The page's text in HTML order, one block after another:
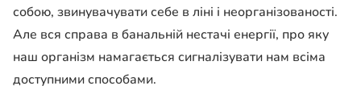
собою, звинувачувати себе в ліні і неорганізованості.
Але вся справа в банальній нестачі енергії, про яку
наш організм намагається сигналізувати нам всіма
доступними способами.